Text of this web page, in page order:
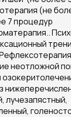
(не
7 процедур
неотложной
лучезапястный,